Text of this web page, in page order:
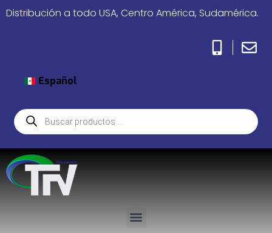
Distribución a todo USA, Centro América, Sudamérica.
Español